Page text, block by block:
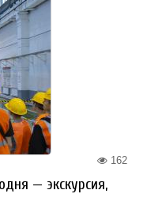
162
— экскурсия,